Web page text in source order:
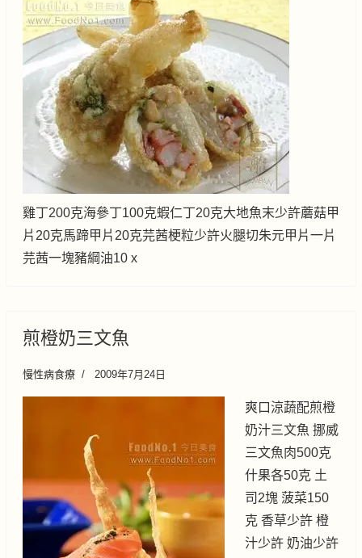
雞丁200克海參丁100克蝦仁丁20克大地魚末少許蘑菇甲
片20克馬蹄甲片20克芫茜梗粒少許火腿切朱元甲片一片
芫茜一塊豬綱油10 x
煎橙奶三文魚
慢性病食療 2009年7月24日
爽口涼蔬配煎橙
奶汁三文魚 挪威
三文魚肉500克
什果各50克 土
司2塊 菠菜150
克 香草少許 橙
汁少許 奶油少許